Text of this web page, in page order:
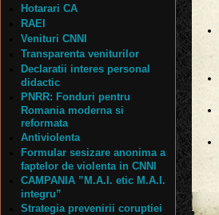
Hotarari CA
RAEI
Venituri CNNI
Transparenta veniturilor
Declaratii interes personal
didactic
PNRR: Fonduri pentru
Romania moderna si
reformata
Antiviolenta
Formular sesizare anonima a
faptelor de violenta in CNNI
CAMPANIA ”M.A.I. etic M.A.I.
integru”
Strategia prevenirii coruptiei